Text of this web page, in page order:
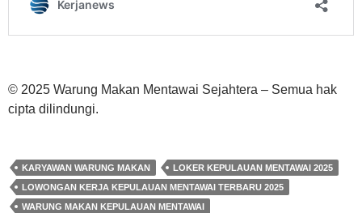
© 2025 Warung Makan Mentawai Sejahtera – Semua hak
cipta dilindungi.
KARYAWAN WARUNG MAKAN
LOKER KEPULAUAN MENTAWAI 2025
LOWONGAN KERJA KEPULAUAN MENTAWAI TERBARU 2025
WARUNG MAKAN KEPULAUAN MENTAWAI